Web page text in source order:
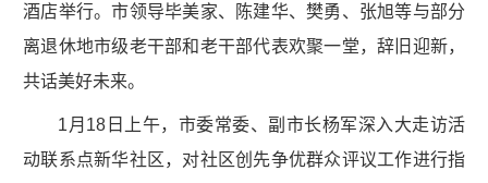
酒店举行。市领导毕美家、陈建华、樊勇、张旭等与部分
离退休地市级老干部和老干部代表欢聚一堂，辞旧迎新，
共话美好未来。
1月18日上午，市委常委、副市长杨军深入大走访活
动联系点新华社区，对社区创先争优群众评议工作进行指